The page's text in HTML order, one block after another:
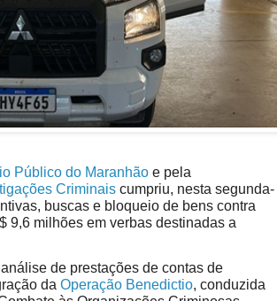
Público do Maranhão e pela
Criminais cumpriu, nesta segunda-
buscas e bloqueio de bens contra
9,6 milhões em verbas destinadas a
de prestações de contas de
da Operação Benedictio, conduzida